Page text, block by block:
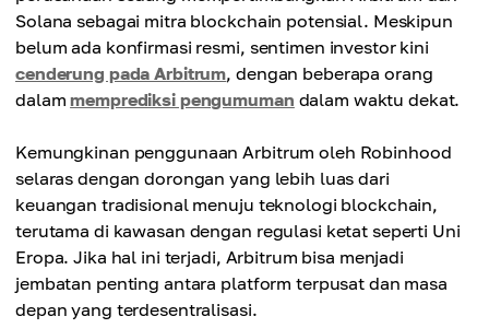
Solana sebagai mitra blockchain potensial. Meskipun
belum ada konfirmasi resmi, sentimen investor kini
cenderung pada Arbitrum, dengan beberapa orang
dalammemprediksi pengumuman dalam waktu dekat.
Kemungkinan penggunaan Arbitrum oleh Robinhood
selaras dengan dorongan yang lebih luas dari
keuangan tradisional menuju teknologi blockchain,
terutama di kawasan dengan regulasi ketat seperti Uni
Eropa. Jika hal ini terjadi, Arbitrum bisa menjadi
jembatan penting antara platform terpusat dan masa
depan yang terdesentralisasi.